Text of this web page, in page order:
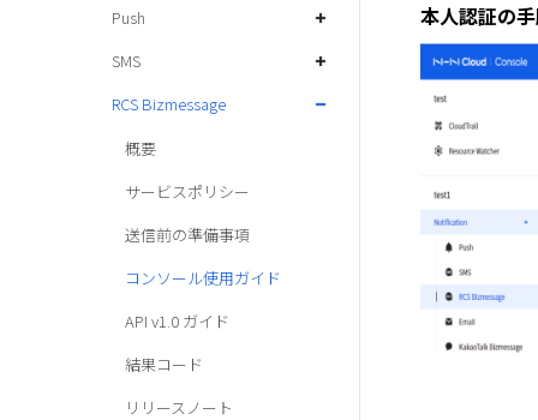
Push
SMS
RCS Bizmessage
概要
サービスポリシー
送信前の準備事項
コンソール使用ガイド
API v1.0 ガイド
結果コード
リリースノート
本人認証の